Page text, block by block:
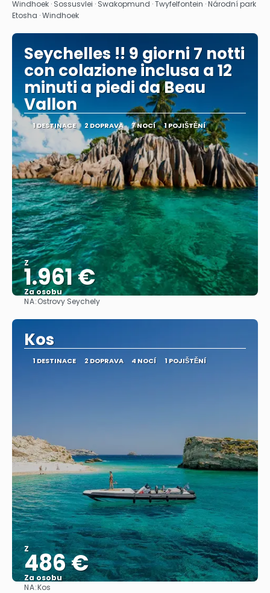
Zobrazit
Windhoek · Sossusvlei · Swakopmund · Twyfelfontein · Národní park
Etosha · Windhoek
Seychelles !! 9 giorni 7 notti
con colazione inclusa a 12
minuti a piedi da Beau
Vallon
1 DESTINACE 2 DOPRAVA 7 NOCÍ 1 POJIŠTĚNÍ
Z
1.961 €
Za osobu
NA:Ostrovy Seychely
Kos
1 DESTINACE 2 DOPRAVA 4 NOCÍ 1 POJIŠTĚNÍ
Z
486 €
Za osobu
NA:Kos